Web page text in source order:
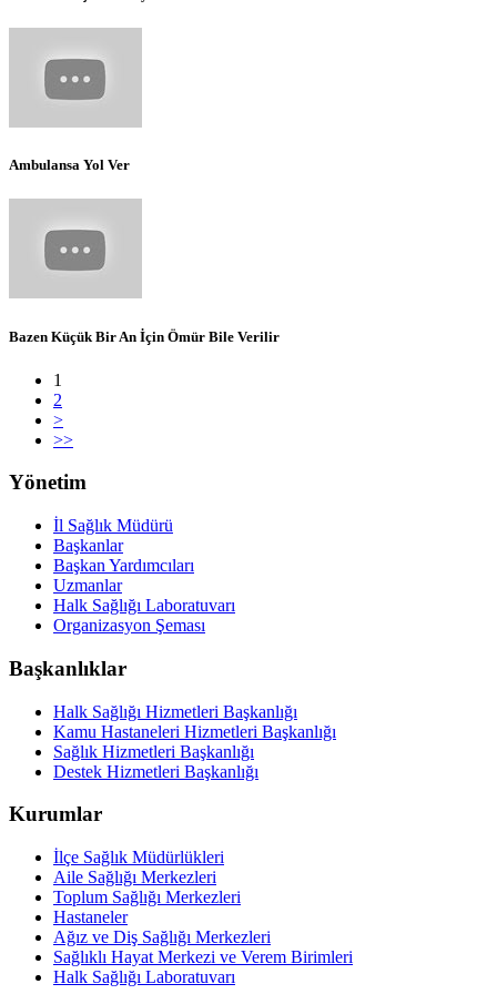
Ambulansa Yol Ver
Bazen Küçük Bir An İçin Ömür Bile Verilir
1
2
>
>>
Yönetim
İl Sağlık Müdürü
Başkanlar
Başkan Yardımcıları
Uzmanlar
Halk Sağlığı Laboratuvarı
Organizasyon Şeması
Başkanlıklar
Halk Sağlığı Hizmetleri Başkanlığı
Kamu Hastaneleri Hizmetleri Başkanlığı
Sağlık Hizmetleri Başkanlığı
Destek Hizmetleri Başkanlığı
Kurumlar
İlçe Sağlık Müdürlükleri
Aile Sağlığı Merkezleri
Toplum Sağlığı Merkezleri
Hastaneler
Ağız ve Diş Sağlığı Merkezleri
Sağlıklı Hayat Merkezi ve Verem Birimleri
Halk Sağlığı Laboratuvarı